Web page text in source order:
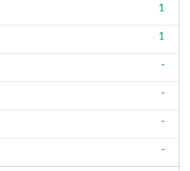
1
1
-
-
-
-